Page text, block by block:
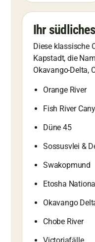
Ihr
Diese klassische
Kapstadt, die
Okavango-Delta,
Orange River
Fish River
Düne 45
Sossusvlei &
Swakopmund
Etosha
Okavango
Chobe River